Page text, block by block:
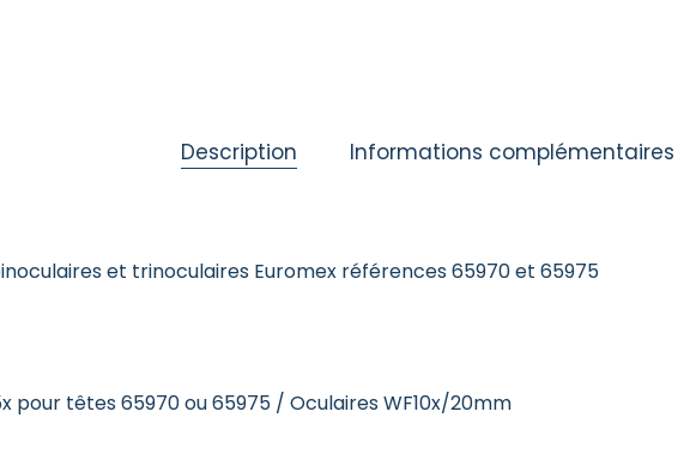
Description Informations complémentaires
et trinoculaires Euromex références 65970 et 65975
pour têtes 65970 ou 65975 / Oculaires WF10x/20mm